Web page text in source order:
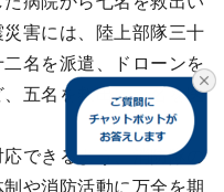
害には、陸上部隊三十
名を派遣、ドローンを
五名を救出、二名を医
できるよう、消防隊の
や消防活動に万全を期